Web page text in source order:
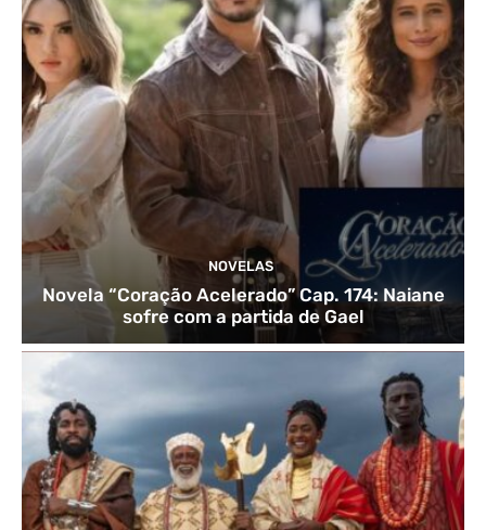
NOVELAS
Novela “Coração Acelerado” Cap. 174: Naiane
sofre com a partida de Gael